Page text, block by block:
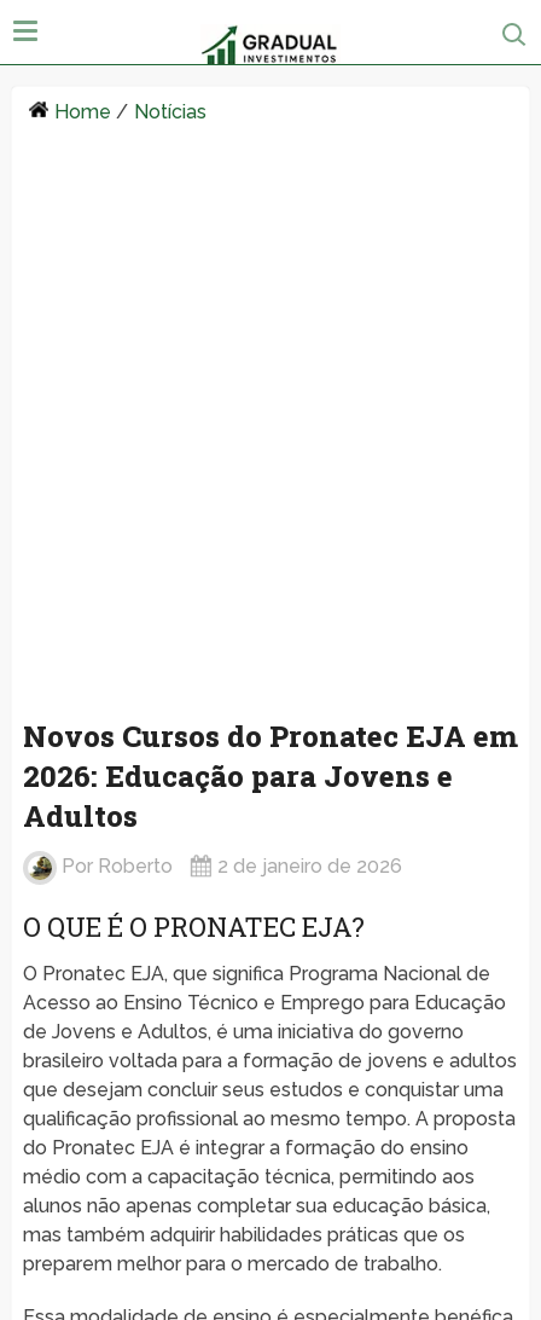
Home / Notícias
Novos Cursos do Pronatec EJA em
2026: Educação para Jovens e
Adultos
Por Roberto 2 de janeiro de 2026
O QUE É O PRONATEC EJA?
O Pronatec EJA, que significa Programa Nacional de
Acesso ao Ensino Técnico e Emprego para Educação
de Jovens e Adultos, é uma iniciativa do governo
brasileiro voltada para a formação de jovens e adultos
que desejam concluir seus estudos e conquistar uma
qualificação profissional ao mesmo tempo. A proposta
do Pronatec EJA é integrar a formação do ensino
médio com a capacitação técnica, permitindo aos
alunos não apenas completar sua educação básica,
mas também adquirir habilidades práticas que os
preparem melhor para o mercado de trabalho.